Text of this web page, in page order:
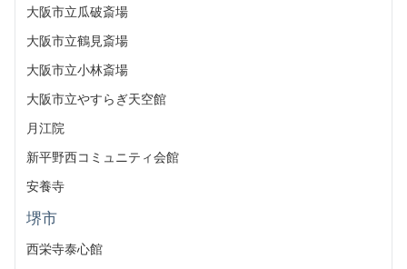
大阪市立瓜破斎場
大阪市立鶴見斎場
大阪市立小林斎場
大阪市立やすらぎ天空館
月江院
新平野西コミュニティ会館
安養寺
堺市
西栄寺泰心館